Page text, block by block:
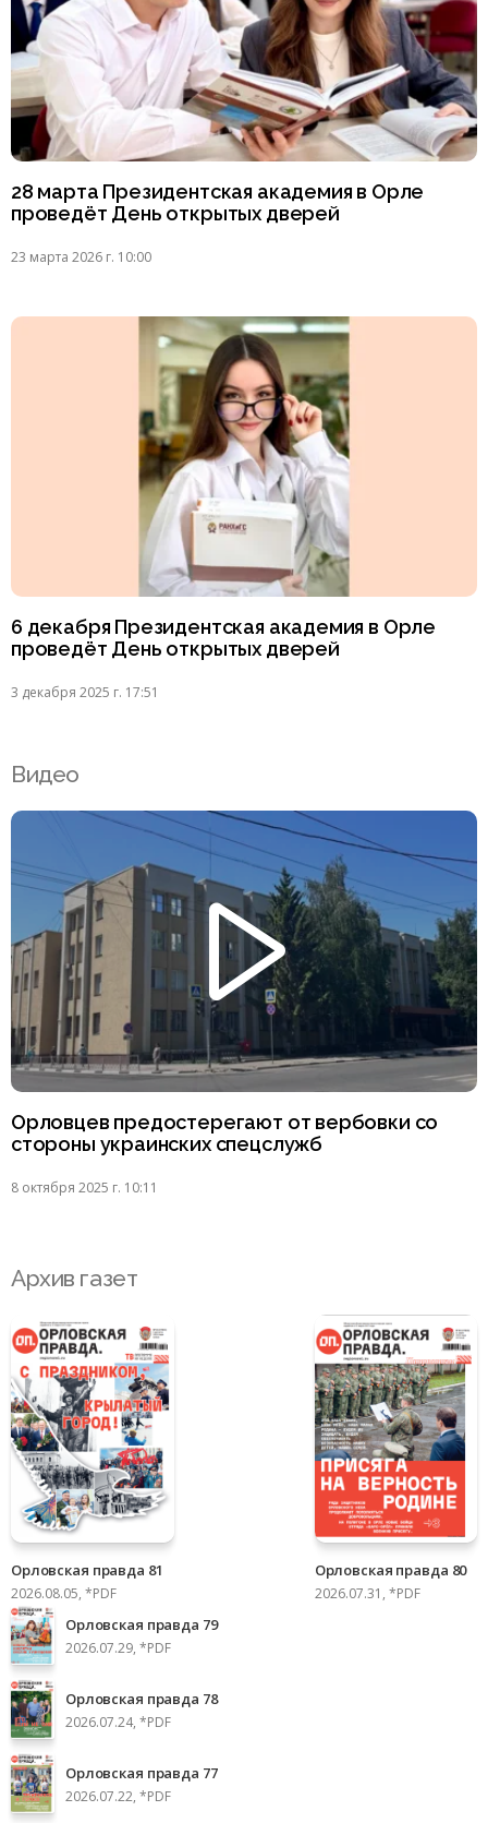
28 марта Президентская академия в Орле
проведёт День открытых дверей
23 марта 2026 г. 10:00
6 декабря Президентская академия в Орле
проведёт День открытых дверей
3 декабря 2025 г. 17:51
Видео
Орловцев предостерегают от вербовки со
стороны украинских спецслужб
8 октября 2025 г. 10:11
Архив газет
Орловская правда 81
2026.08.05, *PDF
Орловская правда 80
2026.07.31, *PDF
Орловская правда 79
2026.07.29, *PDF
Орловская правда 78
2026.07.24, *PDF
Орловская правда 77
2026.07.22, *PDF